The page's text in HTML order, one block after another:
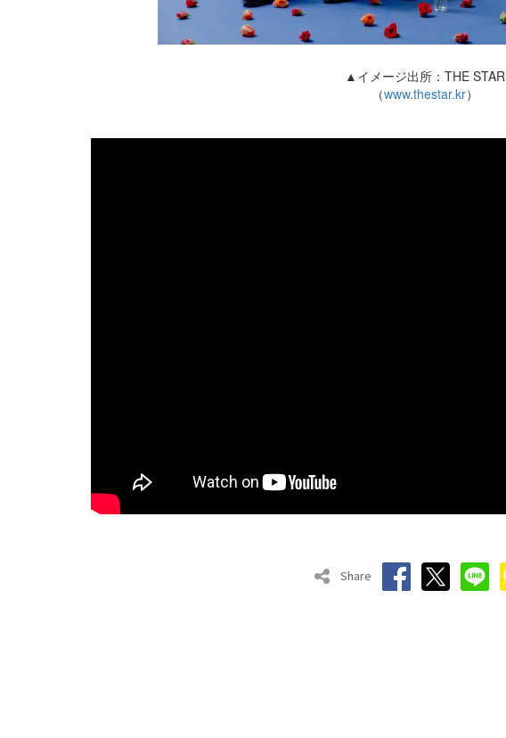
▲イメージ出所：THE STAR
（www.thestar.kr）
Share